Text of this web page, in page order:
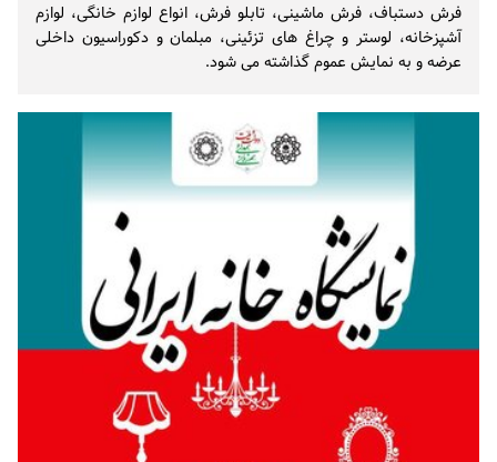
فرش دستباف، فرش ماشینی، تابلو فرش، انواع لوازم خانگی، لوازم
آشپزخانه، لوستر و چراغ های تزئینی، مبلمان و دکوراسیون داخلی
عرضه و به نمایش عموم گذاشته می شود.